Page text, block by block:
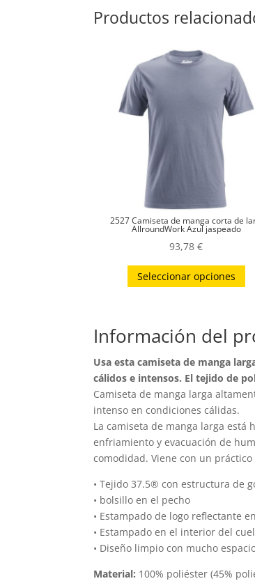
Productos
2527 Camiseta de manga corta de
AllroundWork Azul jaspeado
93,78€
Seleccionar opciones
se
la
Información del
Usa esta camiseta de manga
cálidos e intensos. El tejido de
Camiseta de manga larga
intenso en condiciones cálidas.
La camiseta de manga larga
enfriamiento y evacuación de
comodidad. Viene con un
• Tejido 37.5® con estructura de
• bolsillo en el pecho
• Estampado de logo reflectante
• Estampado en el interior del
• Diseño limpio con mucho
Material: 100% poliéster (45%